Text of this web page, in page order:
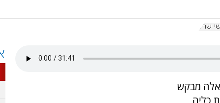
שריג
אלה מבקש
כליה